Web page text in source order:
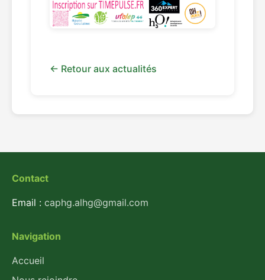
Retour aux actualités
Contact
Email : caphg.alhg@gmail.com
Navigation
Accueil